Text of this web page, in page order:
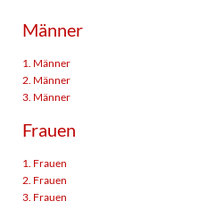
Männer
1. Männer
2. Männer
3. Männer
Frauen
1. Frauen
2. Frauen
3. Frauen